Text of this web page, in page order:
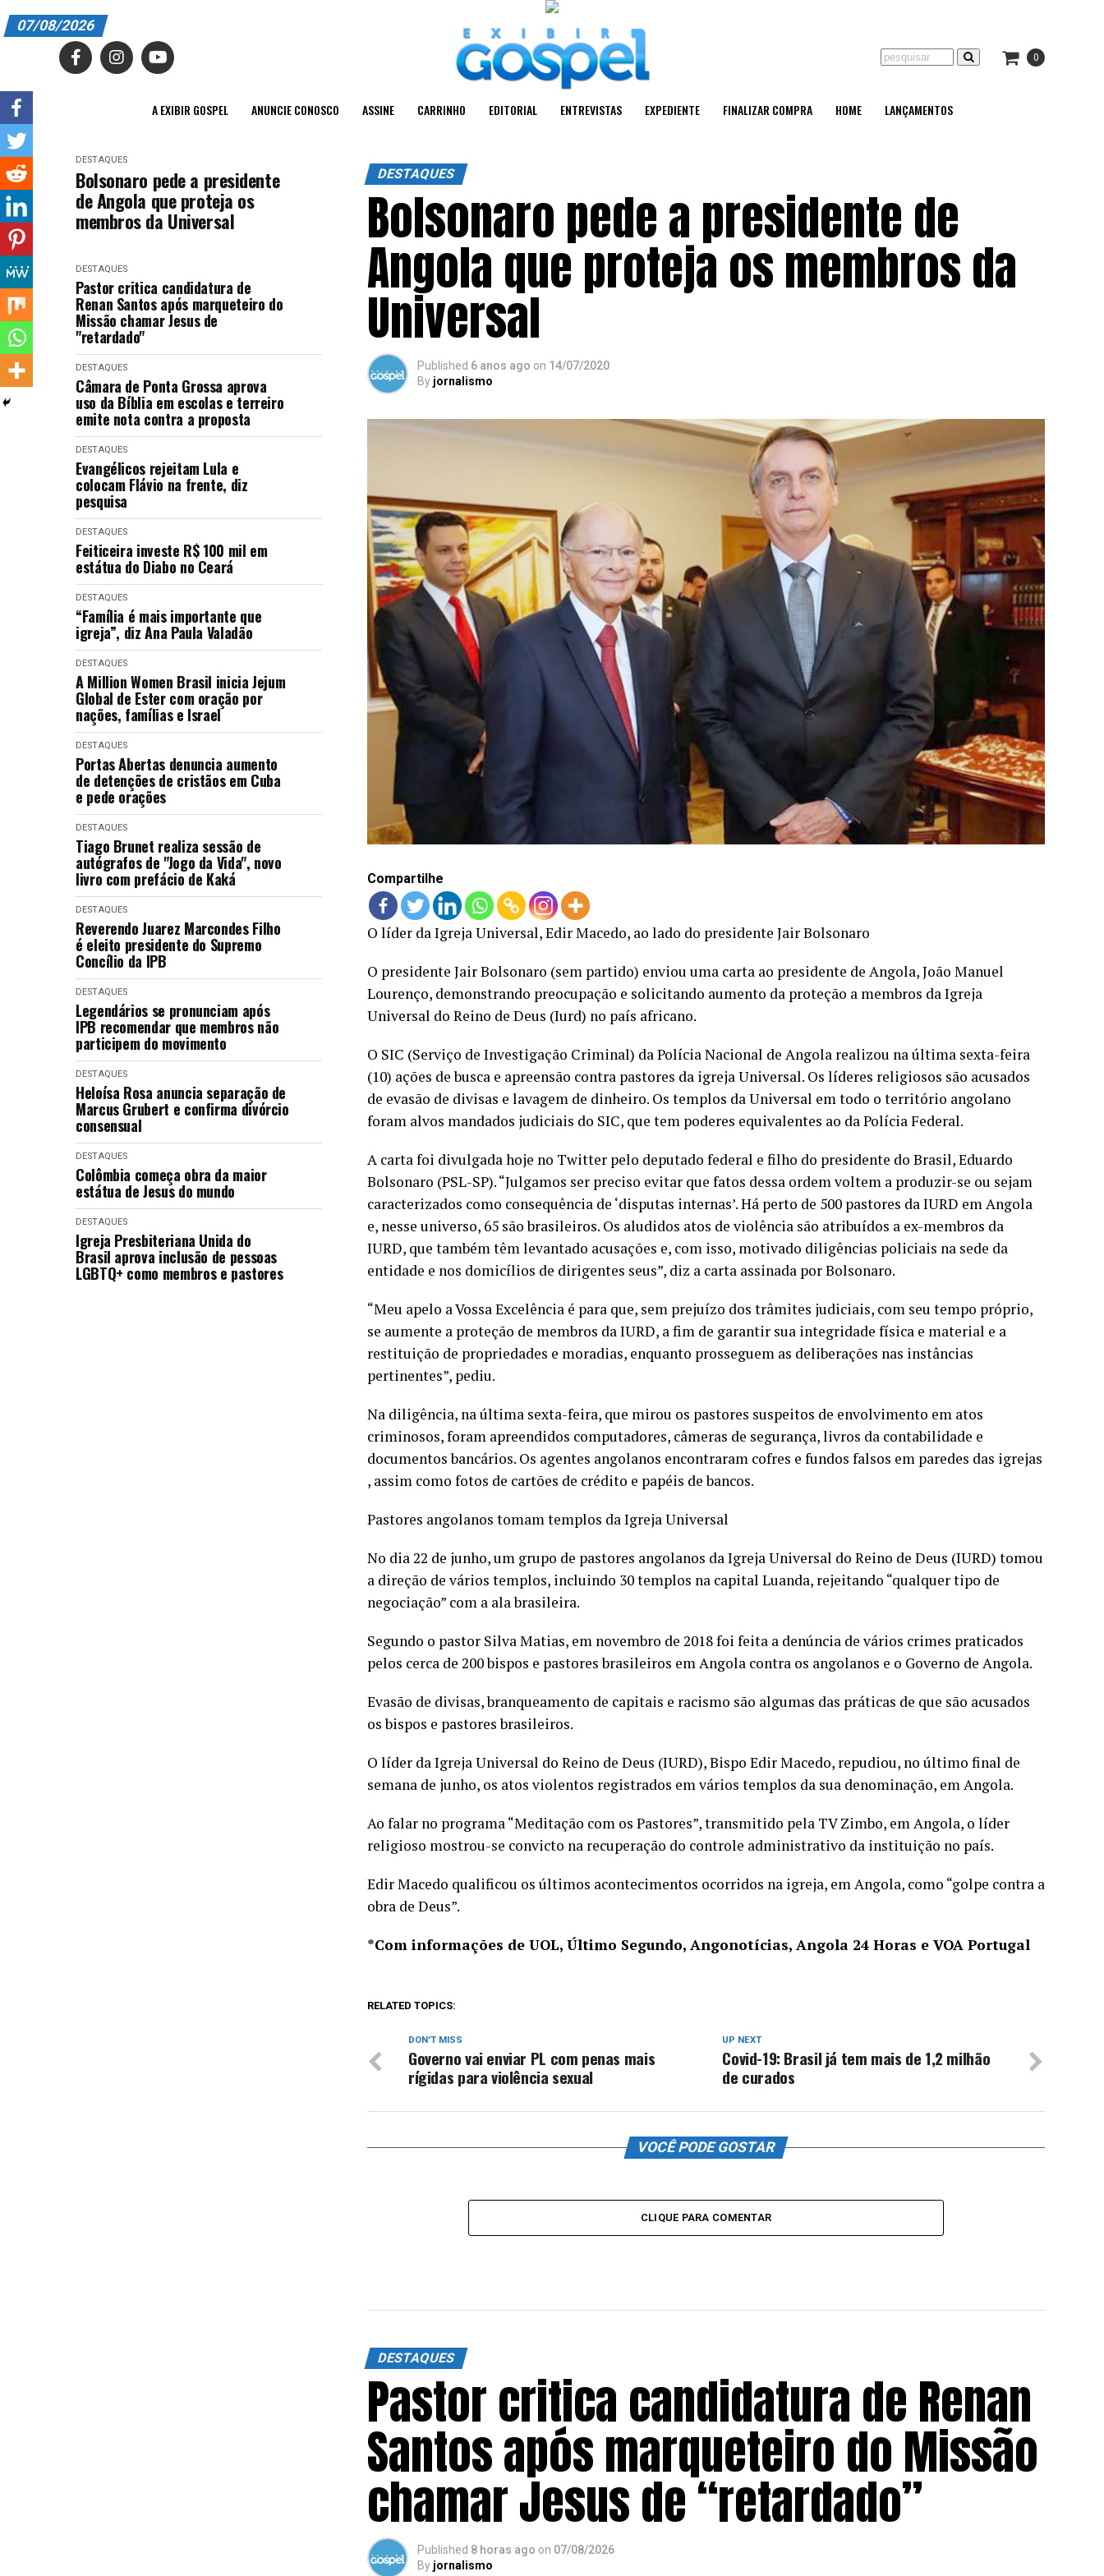
A EXIBIR GOSPEL
EDITORIAL
EXPEDIENTE
FINALIZAR COMPRA
HOME
LANÇAMENTOS
07/08/2026
0
A EXIBIR GOSPEL ANUNCIE CONOSCO ASSINE CARRINHO EDITORIAL ENTREVISTAS EXPEDIENTE FINALIZAR COMPRA HOME LANÇAMENTOS
DESTAQUES
Bolsonaro pede a presidente
de Angola que proteja os
membros da Universal
DESTAQUES
Pastor critica candidatura de
Renan Santos após marqueteiro do
Missão chamar Jesus de
"retardado"
DESTAQUES
Câmara de Ponta Grossa aprova
uso da Bíblia em escolas e terreiro
emite nota contra a proposta
DESTAQUES
Evangélicos rejeitam Lula e
colocam Flávio na frente, diz
pesquisa
DESTAQUES
Feiticeira investe R$ 100 mil em
estátua do Diabo no Ceará
DESTAQUES
“Família é mais importante que
igreja”, diz Ana Paula Valadão
DESTAQUES
A Million Women Brasil inicia Jejum
Global de Ester com oração por
nações, famílias e Israel
DESTAQUES
Portas Abertas denuncia aumento
de detenções de cristãos em Cuba
e pede orações
DESTAQUES
Tiago Brunet realiza sessão de
autógrafos de "Jogo da Vida", novo
livro com prefácio de Kaká
DESTAQUES
Reverendo Juarez Marcondes Filho
é eleito presidente do Supremo
Concílio da IPB
DESTAQUES
Legendários se pronunciam após
IPB recomendar que membros não
participem do movimento
DESTAQUES
Heloísa Rosa anuncia separação de
Marcus Grubert e confirma divórcio
consensual
DESTAQUES
Colômbia começa obra da maior
estátua de Jesus do mundo
DESTAQUES
Igreja Presbiteriana Unida do
Brasil aprova inclusão de pessoas
LGBTQ+ como membros e pastores
DESTAQUES
Bolsonaro pede a presidente de
Angola que proteja os membros da
Universal
Published 6 anos ago on 14/07/2020
By jornalismo
Compartilhe
O líder da Igreja Universal, Edir Macedo, ao lado do presidente Jair Bolsonaro
O presidente Jair Bolsonaro (sem partido) enviou uma carta ao presidente de Angola, João Manuel
Lourenço, demonstrando preocupação e solicitando aumento da proteção a membros da Igreja
Universal do Reino de Deus (Iurd) no país africano.
O SIC (Serviço de Investigação Criminal) da Polícia Nacional de Angola realizou na última sexta-feira
(10) ações de busca e apreensão contra pastores da igreja Universal. Os líderes religiosos são acusados
de evasão de divisas e lavagem de dinheiro. Os templos da Universal em todo o território angolano
foram alvos mandados judiciais do SIC, que tem poderes equivalentes ao da Polícia Federal.
A carta foi divulgada hoje no Twitter pelo deputado federal e filho do presidente do Brasil, Eduardo
Bolsonaro (PSL-SP). “Julgamos ser preciso evitar que fatos dessa ordem voltem a produzir-se ou sejam
caracterizados como consequência de ‘disputas internas’. Há perto de 500 pastores da IURD em Angola
e, nesse universo, 65 são brasileiros. Os aludidos atos de violência são atribuídos a ex-membros da
IURD, que também têm levantado acusações e, com isso, motivado diligências policiais na sede da
entidade e nos domicílios de dirigentes seus”, diz a carta assinada por Bolsonaro.
“Meu apelo a Vossa Excelência é para que, sem prejuízo dos trâmites judiciais, com seu tempo próprio,
se aumente a proteção de membros da IURD, a fim de garantir sua integridade física e material e a
restituição de propriedades e moradias, enquanto prosseguem as deliberações nas instâncias
pertinentes”, pediu.
Na diligência, na última sexta-feira, que mirou os pastores suspeitos de envolvimento em atos
criminosos, foram apreendidos computadores, câmeras de segurança, livros da contabilidade e
documentos bancários. Os agentes angolanos encontraram cofres e fundos falsos em paredes das igrejas
, assim como fotos de cartões de crédito e papéis de bancos.
Pastores angolanos tomam templos da Igreja Universal
No dia 22 de junho, um grupo de pastores angolanos da Igreja Universal do Reino de Deus (IURD) tomou
a direção de vários templos, incluindo 30 templos na capital Luanda, rejeitando “qualquer tipo de
negociação” com a ala brasileira.
Segundo o pastor Silva Matias, em novembro de 2018 foi feita a denúncia de vários crimes praticados
pelos cerca de 200 bispos e pastores brasileiros em Angola contra os angolanos e o Governo de Angola.
Evasão de divisas, branqueamento de capitais e racismo são algumas das práticas de que são acusados
os bispos e pastores brasileiros.
O líder da Igreja Universal do Reino de Deus (IURD), Bispo Edir Macedo, repudiou, no último final de
semana de junho, os atos violentos registrados em vários templos da sua denominação, em Angola.
Ao falar no programa “Meditação com os Pastores”, transmitido pela TV Zimbo, em Angola, o líder
religioso mostrou-se convicto na recuperação do controle administrativo da instituição no país.
Edir Macedo qualificou os últimos acontecimentos ocorridos na igreja, em Angola, como “golpe contra a
obra de Deus”.
*Com informações de UOL, Último Segundo, Angonotícias, Angola 24 Horas e VOA Portugal
RELATED TOPICS:
UP NEXT
Covid-19: Brasil já tem mais de 1,2 milhão
de curados
DON'T MISS
Governo vai enviar PL com penas mais
rígidas para violência sexual
VOCÊ PODE GOSTAR
CLIQUE PARA COMENTAR
DESTAQUES
Pastor critica candidatura de Renan
Santos após marqueteiro do Missão
chamar Jesus de “retardado”
Published 8 horas ago on 07/08/2026
By jornalismo